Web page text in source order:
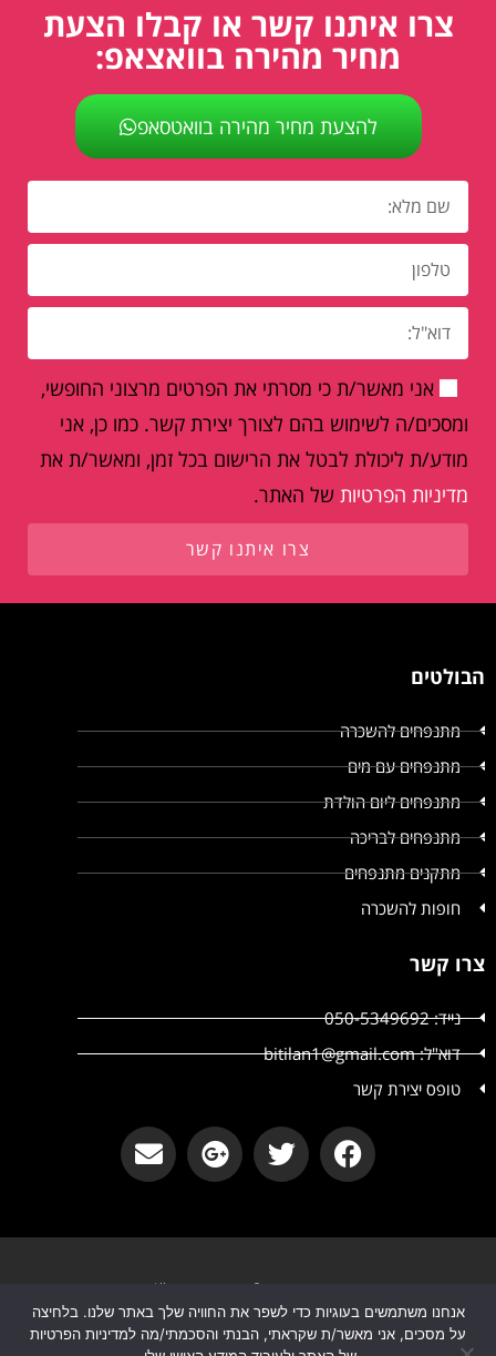
צרו איתנו קשר או קבלו הצעת
מחיר מהירה בוואצאפ:
להצעת מחיר מהירה בוואטסאפ
אני מאשר/ת כי מסרתי את הפרטים מרצוני החופשי,
ומסכים/ה לשימוש בהם לצורך יצירת קשר. כמו כן, אני
מודע/ת ליכולת לבטל את הרישום בכל זמן, ומאשר/ת את
מדיניות הפרטיות של האתר.
צרו איתנו קשר
הבולטים
מתנפחים להשכרה
מתנפחים עם מים
מתנפחים ליום הולדת
מתנפחים לבריכה
מתקנים מתנפחים
חופות להשכרה
צרו קשר
נייד: 050-5349692
דוא"ל: bitilan1@gmail.com
טופס יצירת קשר
הצהרת נגישות מדיניות פרטיות
קטשופ אירועים © קטשופ אירועים All
אנחנו משתמשים בעוגיות כדי לשפר את החוויה שלך באתר שלנו. בלחיצה
על מסכים, אני מאשר/ת שקראתי, הבנתי והסכמתי/מה למדיניות הפרטיות